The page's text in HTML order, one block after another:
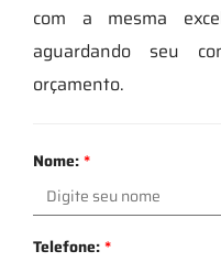
com a mesma
aguardando seu
orçamento.
Nome:*
Telefone:*